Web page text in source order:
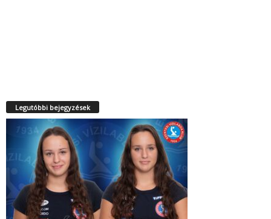
Legutóbbi bejegyzések